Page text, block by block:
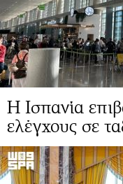
Η Ισπανία
ελέγχους σε